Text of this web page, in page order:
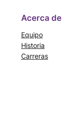
Acerca de
Equipo
Historia
Carreras